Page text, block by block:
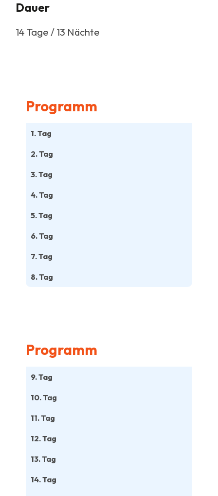
Dauer
14 Tage / 13 Nächte
Programm
1. Tag
2. Tag
3. Tag
4. Tag
5. Tag
6. Tag
7. Tag
8. Tag
Programm
9. Tag
10. Tag
11. Tag
12. Tag
13. Tag
14. Tag